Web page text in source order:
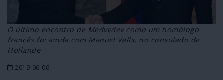
O último encontro de Medvedev como um homólogo
francês foi ainda com Manuel Valls, no consulado de
Hollande
2019-06-06